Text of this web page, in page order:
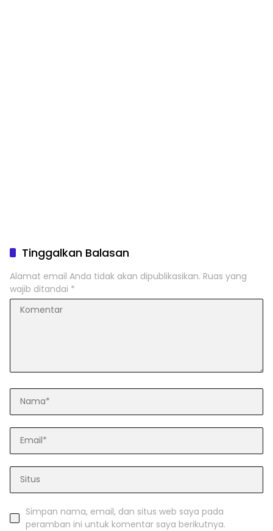
Tinggalkan Balasan
Alamat email Anda tidak akan dipublikasikan. Ruas yang
wajib ditandai *
Simpan nama, email, dan situs web saya pada
peramban ini untuk komentar saya berikutnya.